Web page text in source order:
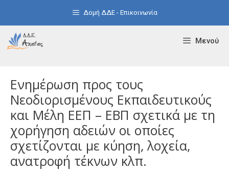
Δομή ΔΔΕ - Επικοινωνία
Μενού
Ενημέρωση προς τους
Νεοδιορισμένους Εκπαιδευτικούς
και Μέλη ΕΕΠ – ΕΒΠ σχετικά με τη
χορήγηση αδειών οι οποίες
σχετίζονται με κύηση, λοχεία,
ανατροφή τέκνων κλπ.